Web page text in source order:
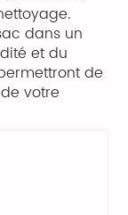
dans un
et du
de
votre